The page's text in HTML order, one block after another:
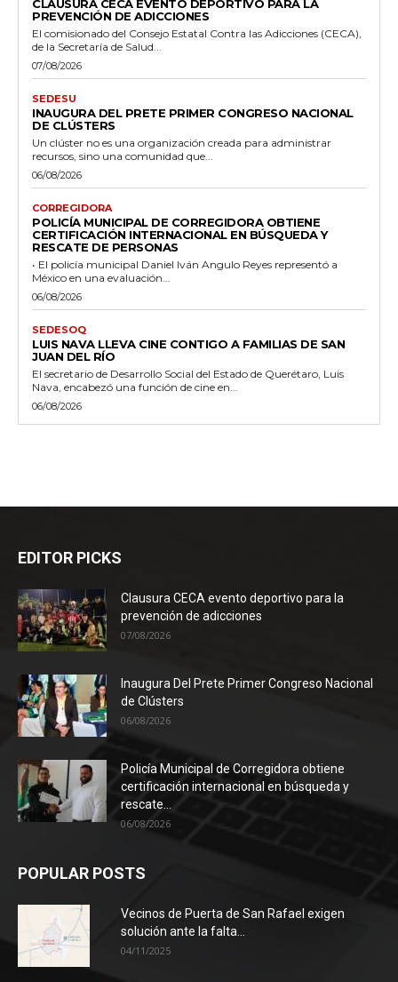
CLAUSURA CECA EVENTO DEPORTIVO PARA LA
PREVENCIÓN DE ADICCIONES
El comisionado del Consejo Estatal Contra las Adicciones (CECA),
de la Secretaría de Salud...
07/08/2026
SEDESU
INAUGURA DEL PRETE PRIMER CONGRESO NACIONAL
DE CLÚSTERS
Un clúster no es una organización creada para administrar
recursos, sino una comunidad que...
06/08/2026
CORREGIDORA
POLICÍA MUNICIPAL DE CORREGIDORA OBTIENE
CERTIFICACIÓN INTERNACIONAL EN BÚSQUEDA Y
RESCATE DE PERSONAS
• El policía municipal Daniel Iván Angulo Reyes representó a
México en una evaluación...
06/08/2026
SEDESOQ
LUIS NAVA LLEVA CINE CONTIGO A FAMILIAS DE SAN
JUAN DEL RÍO
El secretario de Desarrollo Social del Estado de Querétaro, Luis
Nava, encabezó una función de cine en...
06/08/2026
EDITOR PICKS
Clausura CECA evento deportivo para la
prevención de adicciones
07/08/2026
Inaugura Del Prete Primer Congreso Nacional
de Clústers
06/08/2026
Policía Municipal de Corregidora obtiene
certificación internacional en búsqueda y
rescate...
06/08/2026
POPULAR POSTS
Vecinos de Puerta de San Rafael exigen
solución ante la falta...
04/11/2025